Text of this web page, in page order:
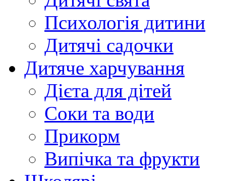
Психологія дитини
Дитячі садочки
Дитяче харчування
Дієта для дітей
Соки та води
Прикорм
Випічка та фрукти